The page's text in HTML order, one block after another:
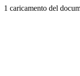
1 caricamento del